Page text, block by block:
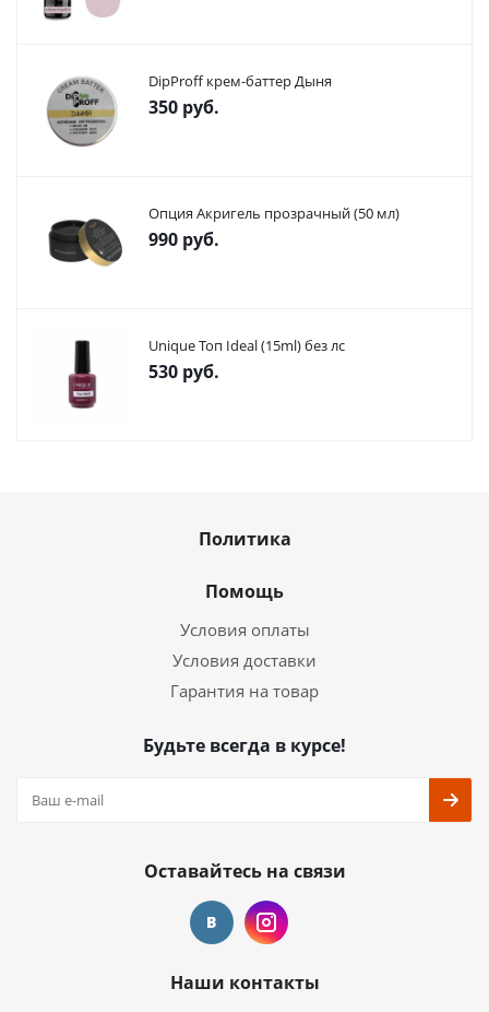
DipProff крем-баттер Дыня
350 руб.
Опция Акригель прозрачный (50 мл)
990 руб.
Unique Топ Ideal (15ml) без лс
530 руб.
Политика
Помощь
Условия оплаты
Условия доставки
Гарантия на товар
Будьте всегда в курсе!
Оставайтесь на связи
Наши контакты